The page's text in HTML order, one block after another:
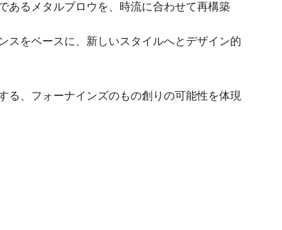
あるメタルブロウを、時流に合わせて再構築
スをベースに、新しいスタイルへとデザイン的
る、フォーナインズのもの創りの可能性を体現